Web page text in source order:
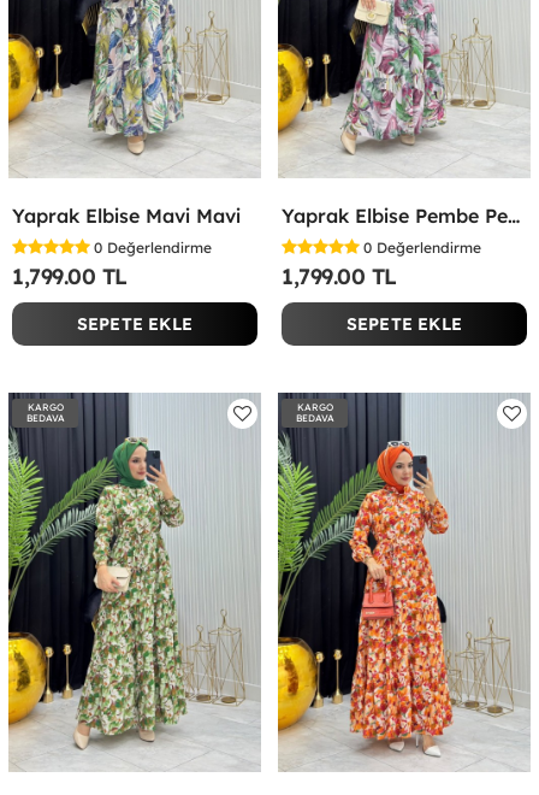
Yaprak Elbise Mavi Mavi
0 Değerlendirme
1,799.00 TL
SEPETE EKLE
Yaprak Elbise Pembe Pembe
0 Değerlendirme
1,799.00 TL
SEPETE EKLE
KARGO
BEDAVA
KARGO
BEDAVA